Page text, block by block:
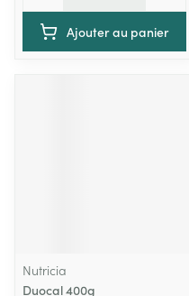
Ajouter au panier
Nutricia
Duocal 400g